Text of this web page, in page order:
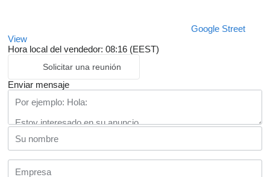
Google Street
View
Hora local del vendedor: 08:16 (EEST)
Solicitar una reunión
Enviar mensaje